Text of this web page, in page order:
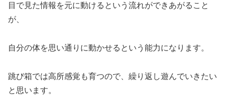
目で見た情報を元に動けるという流れができあがること
が、
自分の体を思い通りに動かせるという能力になります。
跳び箱では高所感覚も育つので、繰り返し遊んでいきたい
と思います。